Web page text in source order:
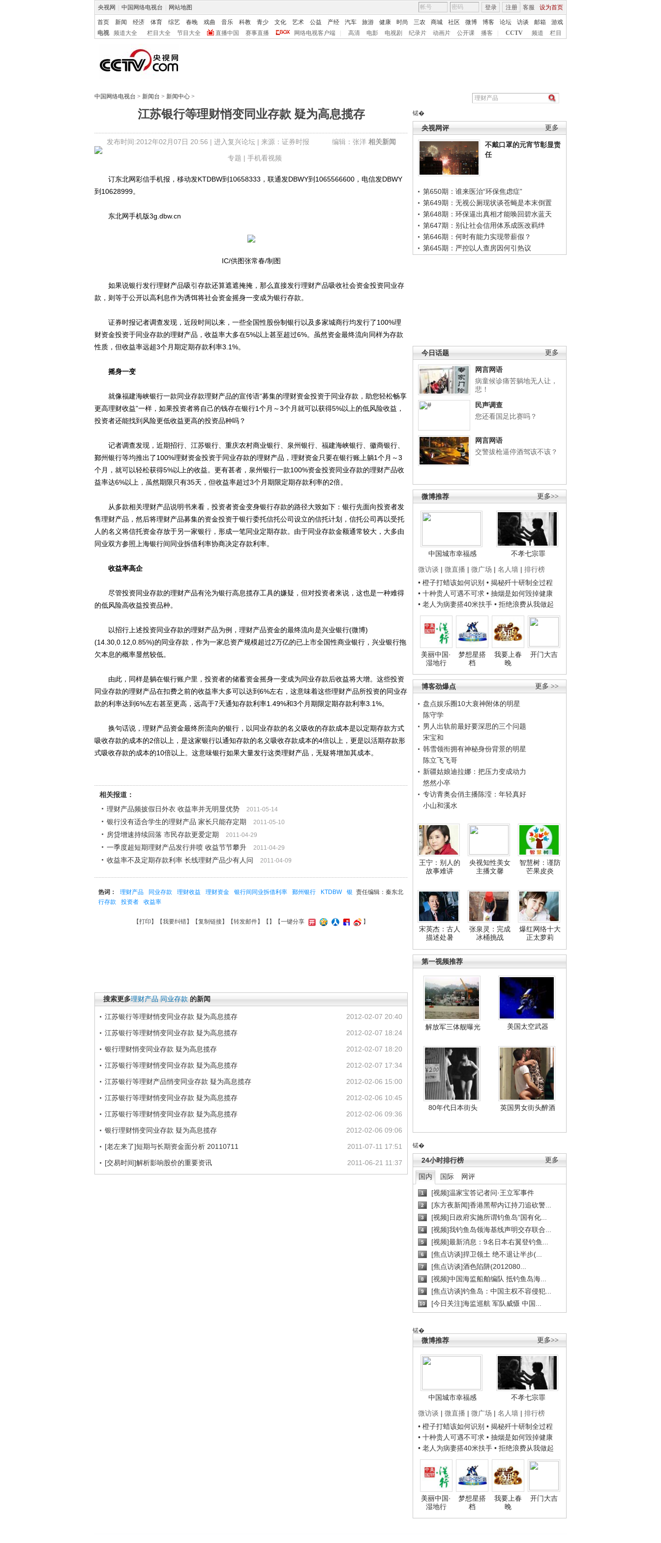
央视网 中国网络电视台 网站地图 客服 设为首页
登录 注册
首页 新闻 经济 体育 综艺 春晚 戏曲 音乐 科教 青少 文化 艺术 公益 产经 汽车 旅游 健康 时尚 三农 商城 社区 微博 博客 论坛 访谈 邮箱
游戏
电视
频道大全 栏目大全 节目大全 直播中国 赛事直播 网络电视客户端 高清 电影 电视剧 纪录片 动画片 公开课 播客 CCTV 频道 栏目
中国网络电视台 > 新闻台 > 新闻中心 >
江苏银行等理财悄变同业存款 疑为高息揽存
发布时间:2012年02月07日 20:56 | 进入复兴论坛| 来源：证券时报 编辑：张洋 相关新闻
专题 | 手机看视频
锘�
更多
央视网评
不戴口罩的元宵节彰显责
任
第650期：谁来医治“环保焦虑症”
第649期：无视公厕现状谈苍蝇是本末倒置
第648期：环保逼出真相才能唤回碧水蓝天
第647期：别让社会信用体系成医改羁绊
第646期：何时有能力实现带薪假？
第645期：严控以人查房因何引热议
更多
今日话题
网言网语
病童候诊痛苦躺地无人让，
悲！
民声调查
您还看国足比赛吗？
网言网语
交警拔枪逼停酒驾该不该？
更多>>
微博推荐
中国城市幸福感
不孝七宗罪
微访谈 | 微直播 | 微广场 | 名人墙 | 排行榜
• 橙子打蜡该如何识别 • 揭秘歼十研制全过程
• 十种贵人可遇不可求 • 抽烟是如何毁掉健康
• 老人为病妻搭40米扶手 • 拒绝浪费从我做起
美丽中国·
湿地行
梦想星搭
档
我要上春
晚
开门大吉
更多 >>
博客劲爆点
盘点娱乐圈10大衰神附体的明星
陈守学
男人出轨前最好要深思的三个问题
宋宝和
韩雪领衔拥有神秘身份背景的明星
陈立飞飞哥
新疆姑娘迪拉娜：把压力变成动力
悠然小卒
专访青奥会俏主播陈滢：年轻真好
小山和溪水
王宁：别人的
故事难讲
央视知性美女
主播文馨
智慧树：谨防
芒果皮炎
宋英杰：古人
描述处暑
张泉灵：完成
冰桶挑战
爆红网络十大
正太萝莉
第一视频推荐
解放军三体舰曝光 美国太空武器
80年代日本街头 英国男女街头醉酒
锘�
更多
24小时排行榜
国内 国际 网评
1 [视频]温家宝答记者问·王立军事件
2 [东方夜新闻]香港黑帮内讧持刀追砍警...
3 [视频]日政府实施所谓钓鱼岛“国有化...
4 [视频]我钓鱼岛领海基线声明交存联合...
5 [视频]最新消息：9名日本右翼登钓鱼...
6 [焦点访谈]捍卫领土 绝不退让半步(...
7 [焦点访谈]酒色陷阱(2012080...
8 [视频]中国海监船舶编队 抵钓鱼岛海...
9 [焦点访谈]钓鱼岛：中国主权不容侵犯...
10 [今日关注]海监巡航 军队威慑 中国...
锘�
更多>>
微博推荐
中国城市幸福感
不孝七宗罪
微访谈 | 微直播 | 微广场 | 名人墙 | 排行榜
• 橙子打蜡该如何识别 • 揭秘歼十研制全过程
• 十种贵人可遇不可求 • 抽烟是如何毁掉健康
• 老人为病妻搭40米扶手 • 拒绝浪费从我做起
美丽中国·
湿地行
梦想星搭
档
我要上春
晚
开门大吉
订东北网彩信手机报，移动发KTDBW到10658333，联通发DBWY到1065566600，电信发DBWY
到10628999。
东北网手机版3g.dbw.cn
IC/供图张常春/制图
如果说银行发行理财产品吸引存款还算遮遮掩掩，那么直接发行理财产品吸收社会资金投资同业存
款，则等于公开以高利息作为诱饵将社会资金摇身一变成为银行存款。
证券时报记者调查发现，近段时间以来，一些全国性股份制银行以及多家城商行均发行了100%理
财资金投资于同业存款的理财产品，收益率大多在5%以上甚至超过6%。虽然资金最终流向同样为存款
性质，但收益率远超3个月期定期存款利率3.1%。
摇身一变
就像福建海峡银行一款同业存款理财产品的宣传语“募集的理财资金投资于同业存款，助您轻松畅享
更高理财收益”一样，如果投资者将自己的钱存在银行1个月～3个月就可以获得5%以上的低风险收益，
投资者还能找到风险更低收益更高的投资品种吗？
记者调查发现，近期招行、江苏银行、重庆农村商业银行、泉州银行、福建海峡银行、徽商银行、
鄞州银行等均推出了100%理财资金投资于同业存款的理财产品，理财资金只要在银行账上躺1个月～3
个月，就可以轻松获得5%以上的收益。更有甚者，泉州银行一款100%资金投资同业存款的理财产品收
益率达6%以上，虽然期限只有35天，但收益率超过3个月期限定期存款利率的2倍。
从多款相关理财产品说明书来看，投资者资金变身银行存款的路径大致如下：银行先面向投资者发
售理财产品，然后将理财产品募集的资金投资于银行委托信托公司设立的信托计划，信托公司再以受托
人的名义将信托资金存放于另一家银行，形成一笔同业定期存款。由于同业存款金额通常较大，大多由
同业双方参照上海银行间同业拆借利率协商决定存款利率。
收益率高企
尽管投资同业存款的理财产品有沦为银行高息揽存工具的嫌疑，但对投资者来说，这也是一种难得
的低风险高收益投资品种。
以招行上述投资同业存款的理财产品为例，理财产品资金的最终流向是兴业银行(微博)
(14.30,0.12,0.85%)的同业存款，作为一家总资产规模超过2万亿的已上市全国性商业银行，兴业银行拖
欠本息的概率显然较低。
由此，同样是躺在银行账户里，投资者的储蓄资金摇身一变成为同业存款后收益将大增。这些投资
同业存款的理财产品在扣费之前的收益率大多可以达到6%左右，这意味着这些理财产品所投资的同业存
款的利率达到6%左右甚至更高，远高于7天通知存款利率1.49%和3个月期限定期存款利率3.1%。
换句话说，理财产品资金最终所流向的银行，以同业存款的名义吸收的存款成本是以定期存款方式
吸收存款的成本的2倍以上，是这家银行以通知存款的名义吸收存款成本的4倍以上，更是以活期存款形
式吸收存款的成本的10倍以上。这意味银行如果大量发行这类理财产品，无疑将增加其成本。
相关报道：
理财产品频披假日外衣 收益率并无明显优势
2011-05-14
银行没有适合学生的理财产品 家长只能存定期 2011-05-10
房贷增速持续回落 市民存款更爱定期 2011-04-29
一季度超短期理财产品发行井喷 收益节节攀升 2011-04-29
收益率不及定期存款利率 长线理财产品少有人问 2011-04-09
责任编辑：秦东北
热词： 理财产品 同业存款 理财收益 理财资金 银行间同业拆借利率 鄞州银行 KTDBW
银
行存款
投资者 收益率
【打印 】【我要纠错】【复制链接】【转发邮件】【 】 【一键分享 】
搜索更多理财产品 同业存款 的新闻
2012-02-07 20:40
江苏银行等理财悄变同业存款 疑为高息揽存
2012-02-07 18:24
江苏银行等理财悄变同业存款 疑为高息揽存
2012-02-07 18:20
银行理财悄变同业存款 疑为高息揽存
2012-02-07 17:34
江苏银行等理财悄变同业存款 疑为高息揽存
2012-02-06 15:00
江苏银行等理财产品悄变同业存款 疑为高息揽存
2012-02-06 10:45
江苏银行等理财悄变同业存款 疑为高息揽存
2012-02-06 09:36
江苏银行等理财悄变同业存款 疑为高息揽存
2012-02-06 09:06
银行理财悄变同业存款 疑为高息揽存
2011-07-11 17:51
[老左来了]短期与长期资金面分析 20110711
2011-06-21 11:37
[交易时间]解析影响股价的重要资讯